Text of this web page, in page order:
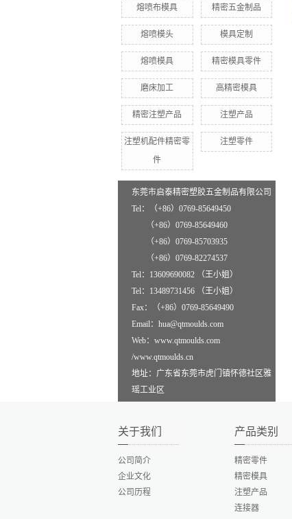
熔喷布模具 精密五金制品
熔喷模头 模具定制
熔喷模具 精密模具零件
磨床加工 高精密模具
精密注塑产品 注塑产品
注塑机配件精密零
件
注塑零件
东莞市启泰精密塑胶五金制品有限公司
Tel：（+86）0769-85649450
（+86）0769-85649460
（+86）0769-85703935
（+86）0769-82274537
Tel：13609690082 （王小姐）
Tel：13489731456 （王小姐）
Fax：（+86）0769-85649490
Email：hua@qtmoulds.com
Web：www.qtmoulds.com
/www.qtmoulds.cn
地址：广东省东莞市虎门镇怀德社区雅
瑶工业区
关于我们
公司简介
企业文化
公司历程
产品类别
精密零件
精密模具
注塑产品
连接器